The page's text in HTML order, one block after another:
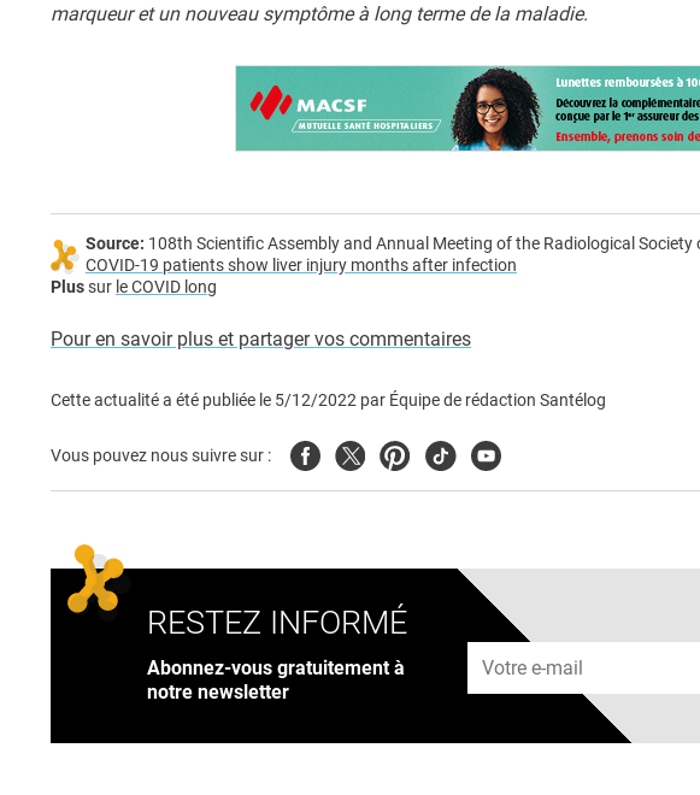
marqueur et un nouveau symptôme à long terme de la maladie.
Source: 108th Scientific Assembly and Annual Meeting of the Radiological
COVID-19 patients show liver injury months after infection
Plussur le COVID long
Pour en savoir plus et partager vos commentaires
Cette actualité a été publiée le 5/12/2022 par Équipe de rédaction Santélog
Vous pouvez nous suivre sur : FacebookTwitterPinterest
TiktokYoutube
RESTEZ INFORMÉ
Abonnez-vous gratuitement à
notre newsletter
Adresse e-mail